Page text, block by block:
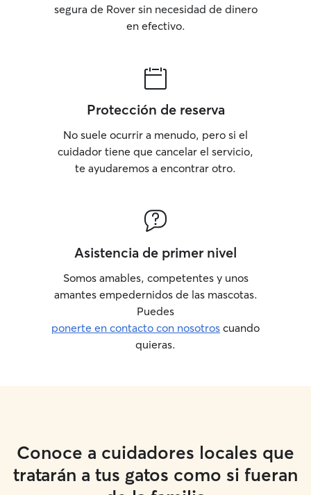
segura de Rover sin necesidad de dinero
en efectivo.
Protección de reserva
No suele ocurrir a menudo, pero si el
cuidador tiene que cancelar el servicio,
te ayudaremos a encontrar otro.
Asistencia de primer nivel
Somos amables, competentes y unos
amantes empedernidos de las mascotas.
Puedes
ponerte en contacto con nosotros cuando
quieras.
Conoce a cuidadores locales que
tratarán a tus gatos como si fueran